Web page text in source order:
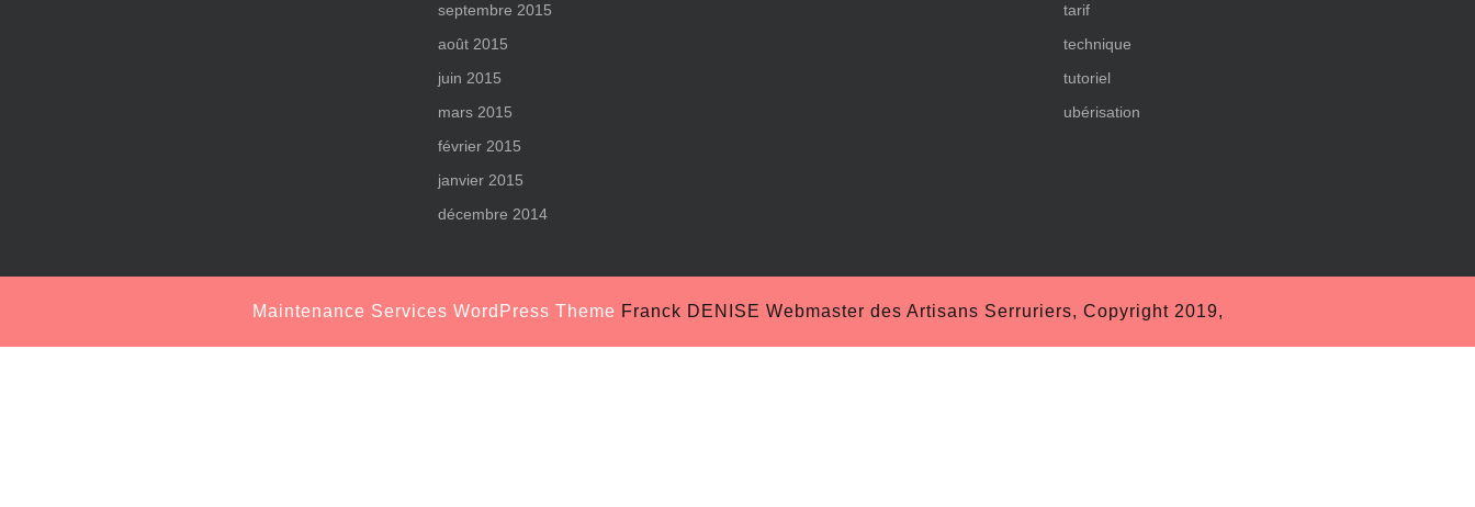
septembre 2015
août 2015
juin 2015
mars 2015
février 2015
janvier 2015
décembre 2014
tarif
technique
tutoriel
ubérisation
Maintenance Services WordPress Theme Franck DENISE Webmaster des Artisans Serruriers, Copyright 2019,